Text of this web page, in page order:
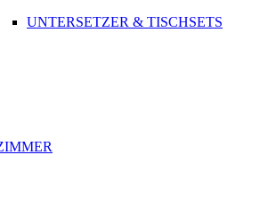
UNTERSETZER & TISCHSETS